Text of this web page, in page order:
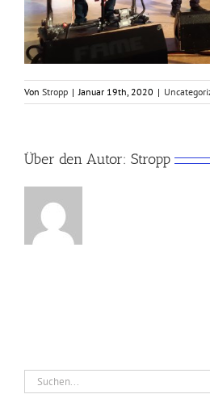
Von Stropp | Januar 19th, 2020 |
Über den Autor: Stropp
Suche
nach: